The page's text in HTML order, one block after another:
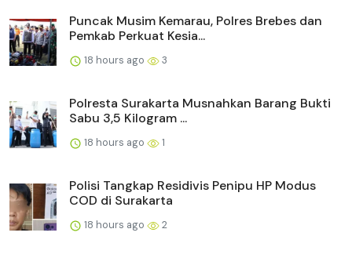
Puncak Musim Kemarau, Polres Brebes dan
Pemkab Perkuat Kesia...
18 hours ago 3
Polresta Surakarta Musnahkan Barang Bukti
Sabu 3,5 Kilogram ...
18 hours ago 1
Polisi Tangkap Residivis Penipu HP Modus
COD di Surakarta
18 hours ago 2